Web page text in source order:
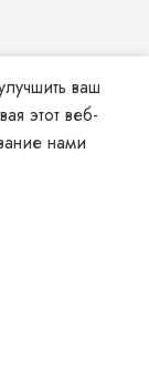
ваш
этот веб-
нами